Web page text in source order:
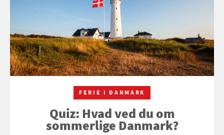
FERIE I DANMARK
Quiz: Hvad ved du om
sommerlige Danmark?